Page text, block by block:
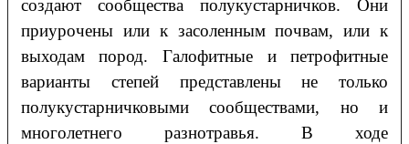
создают сообщества полукустарничков. Они
приурочены или к засоленным почвам, или к
выходам пород. Галофитные и петрофитные
варианты степей представлены не только
полукустарничковыми сообществами, но и
многолетнего разнотравья. В ходе